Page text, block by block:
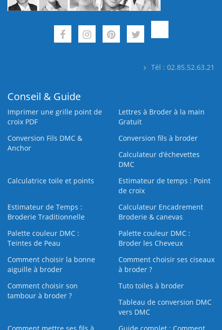
Tél : 02.85.52.63.21
Conseil & Guide
Imprimer une grille point de
croix PDF
Lettres à Broder à la main
Gratuit
Conversion Fils DMC &
Anchor
Conversion fils à broder
Calculateur d’échevettes
DMC
Calculatrice toile et points
Estimateur de temps : Point
de croix
Estimateur de Temps :
Broderie Traditionnelle
Calculateur Encadrement
Broderie & canevas
Palette couleur DMC :
Teintes de Peau
Palette couleur DMC :
Broder les Cheveux
Comment choisir la bonne
aiguille à broder
Comment choisir ses ciseaux
à broder ?
Comment choisir son
tambour à broder ?
Tuto toiles à broder
Tableau de conversion DMC
vers DMC